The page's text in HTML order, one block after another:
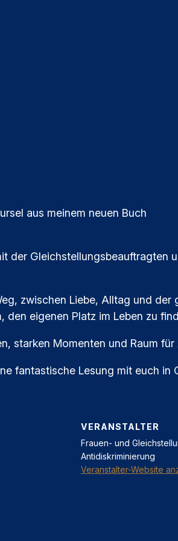
aus meinem neuen Buch
der Gleichstellungsbeauftragten
zwischen Liebe, Alltag und
den eigenen Platz im Leben zu
starken Momenten und Raum für
fantastische Lesung mit euch in
VERANSTALTER
Frauen- und
Antidiskriminierung
Veranstalter-Website